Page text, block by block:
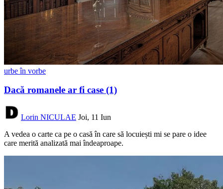
urbe în vorbe
Dacă romanele ar fi case (1)
Lorin NICULAE Joi, 11 Iun
A vedea o carte ca pe o casă în care să locuiești mi se pare o idee
care merită analizată mai îndeaproape.